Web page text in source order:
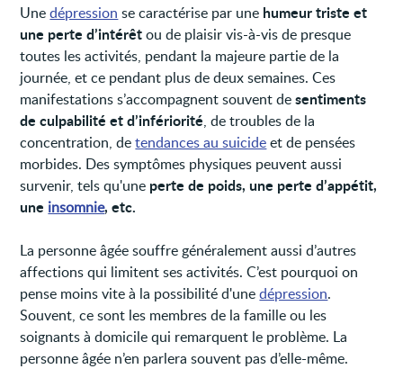
Unedépression se caractérise par une humeur triste et
une perte d’intérêtou de plaisir vis-à-vis de presque
toutes les activités, pendant la majeure partie de la
journée, et ce pendant plus de deux semaines. Ces
manifestations s’accompagnent souvent desentiments
de culpabilité et d’infériorité, de troubles de la
concentration, detendances au suicideet de pensées
morbides. Des symptômes physiques peuvent aussi
survenir, tels qu'une perte de poids, une perte d’appétit,
une insomnie, etc.
La personne âgée souffre généralement aussi d’autres
affections qui limitent ses activités. C’est pourquoi on
pense moins vite à la possibilité d'unedépression.
Souvent, ce sont les membres de la famille ou les
soignants à domicile qui remarquent le problème. La
personne âgée n’en parlera souvent pas d’elle-même.